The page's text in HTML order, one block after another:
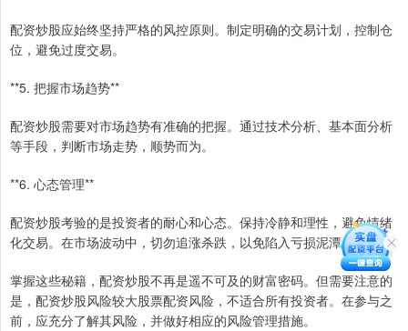
配资炒股应始终坚持严格的风控原则。制定明确的交易计划，控制仓
位，避免过度交易。
**5. 把握市场趋势**
配资炒股需要对市场趋势有准确的把握。通过技术分析、基本面分析
等手段，判断市场走势，顺势而为。
**6. 心态管理**
配资炒股考验的是投资者的耐心和心态。保持冷静和理性，避免情绪
化交易。在市场波动中，切勿追涨杀跌，以免陷入亏损泥潭。
掌握这些秘籍，配资炒股不再是遥不可及的财富密码。但需要注意的
是，配资炒股风险较大股票配资风险，不适合所有投资者。在参与之
前，应充分了解其风险，并做好相应的风险管理措施。